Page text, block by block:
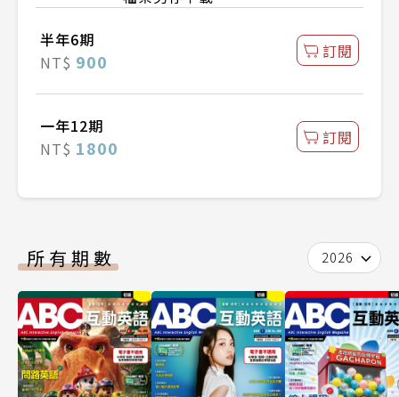
半年6期
NT$ 900 訂閱
一年12期
NT$ 1800 訂閱
所有期數 2026